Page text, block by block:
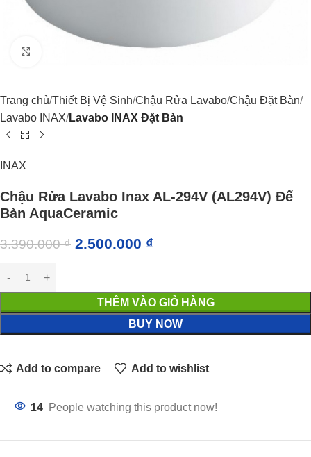
Trang chủ Thiết Bị Vệ Sinh Chậu Rửa Lavabo Chậu Đặt Bàn
Lavabo INAX Lavabo INAX Đặt Bàn
INAX
Chậu Rửa Lavabo Inax AL-294V (AL294V) Để
Bàn AquaCeramic
3.390.000₫ 2.500.000 ₫
THÊM VÀO GIỎ HÀNG
BUY NOW
Add to compare Add to wishlist
14 People watching this product now!